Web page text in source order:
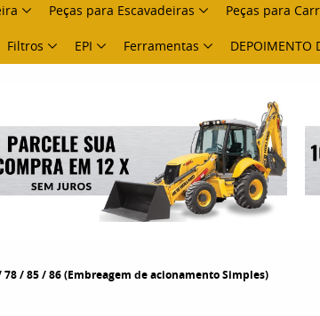
Peças para Escavadeiras Peças para
Filtros EPI Ferramentas DEPOIMENTO
78 / 85 / 86 (Embreagem de acionamento Simples)